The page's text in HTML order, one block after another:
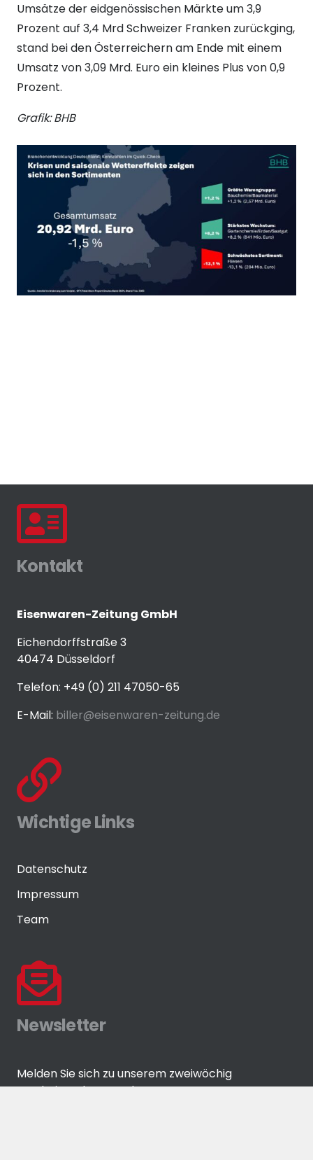
Umsätze der eidgenössischen Märkte um 3,9
Prozent auf 3,4 Mrd Schweizer Franken zurückging,
stand bei den Österreichern am Ende mit einem
Umsatz von 3,09 Mrd. Euro ein kleines Plus von 0,9
Prozent.
Grafik: BHB
Kontakt
Eisenwaren-Zeitung GmbH
Eichendorffstraße 3
40474 Düsseldorf
Telefon: +49 (0) 211 47050-65
E-Mail: biller@eisenwaren-zeitung.de
Wichtige Links
Datenschutz
Impressum
Team
Newsletter
Melden Sie sich zu unserem zweiwöchig
erscheinenden Newsletter an!